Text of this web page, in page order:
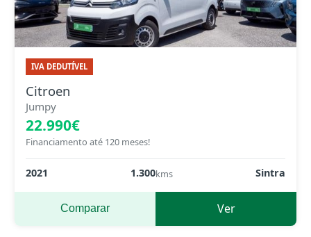
IVA DEDUTÍVEL
Citroen
Jumpy
22.990€
Financiamento até 120 meses!
2021 1.300kms Sintra
Comparar Ver